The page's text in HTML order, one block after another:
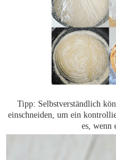
Tipp: Selbstverständlich
einschneiden, um ein
es, wenn